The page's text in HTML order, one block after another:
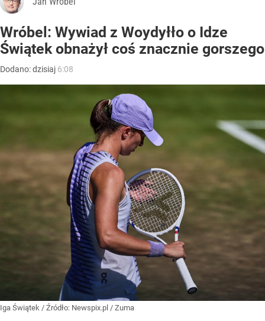
Wróbel: Wywiad z Woydyłło o Idze
Świątek obnażył coś znacznie gorszego
Dodano:dzisiaj 6:08
Iga Świątek / Źródło: Newspix.pl / Zuma